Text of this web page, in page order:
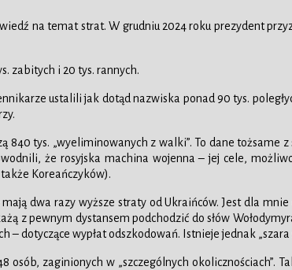
na temat strat. W grudniu 2024 roku prezydent
zabitych i 20 tys. rannych.
ustalili jak dotąd nazwiska ponad 90 tys.
840 tys. „wyeliminowanych z walki”. To dane
że rosyjska machina wojenna – jej cele,
Koreańczyków).
dwa razy wyższe straty od Ukraińców. Jest dla
z pewnym dystansem podchodzić do słów
dotyczące wypłat odszkodowań. Istnieje jednak „szara
osób, zaginionych w „szczególnych